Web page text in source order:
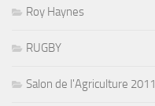
Roy Haynes
RUGBY
Salon de l'Agriculture 2011